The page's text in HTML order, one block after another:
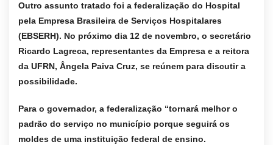
Outro assunto tratado foi a federalização do Hospital
pela Empresa Brasileira de Serviços Hospitalares
(EBSERH). No próximo dia 12 de novembro, o secretário
Ricardo Lagreca, representantes da Empresa e a reitora
da UFRN, Ângela Paiva Cruz, se reúnem para discutir a
possibilidade.
Para o governador, a federalização “tornará melhor o
padrão do serviço no município porque seguirá os
moldes de uma instituição federal de ensino.